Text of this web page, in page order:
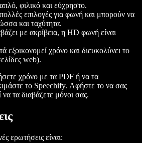
φιλικό και εύχρηστο.
επιλογές για φωνή και μπορούν να
και ταχύτητα.
με ακρίβεια, η HD φωνή είναι
εξοικονομεί χρόνο και διευκολύνει το
web).
χρόνο με τα PDF ή να τα
το Speechify. Αφήστε το να σας
να τα διαβάζετε μόνοι σας.
ερωτήσεις είναι: